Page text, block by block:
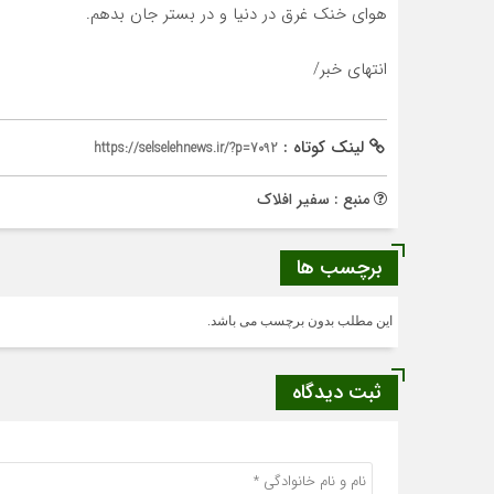
هواى خنک غرق در دنیا و در بستر جان بدهم.
انتهای خبر/
لینک کوتاه : https://selselehnews.ir/?p=7092
منبع : سفیر افلاک
برچسب ها
این مطلب بدون برچسب می باشد.
ثبت دیدگاه